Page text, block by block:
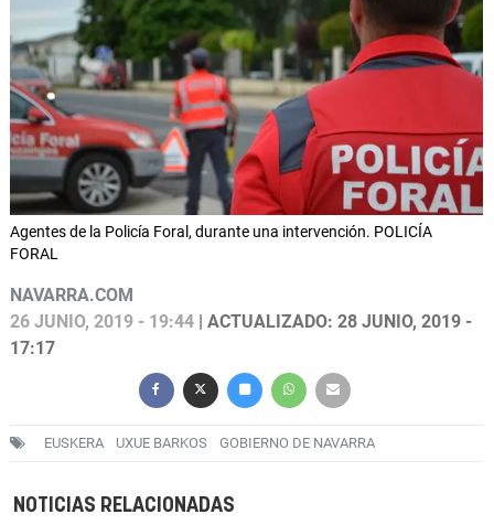
Agentes de la Policía Foral, durante una intervención. POLICÍA
FORAL
NAVARRA.COM
26 JUNIO, 2019 - 19:44 | ACTUALIZADO: 28 JUNIO, 2019 -
17:17
EUSKERA UXUE BARKOS GOBIERNO DE NAVARRA
NOTICIAS RELACIONADAS